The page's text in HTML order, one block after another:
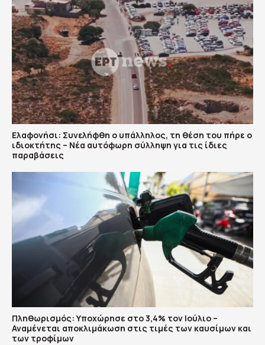
Ελαφονήσι: Συνελήφθη ο υπάλληλος, τη θέση του πήρε ο
ιδιοκτήτης – Νέα αυτόφωρη σύλληψη για τις ίδιες
παραβάσεις
Πληθωρισμός: Υποχώρησε στο 3,4% τον Ιούλιο –
Αναμένεται αποκλιμάκωση στις τιμές των καυσίμων και
των τροφίμων